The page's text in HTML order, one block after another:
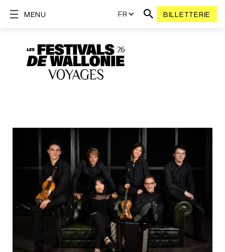
FR BILLETTERIE
MENU